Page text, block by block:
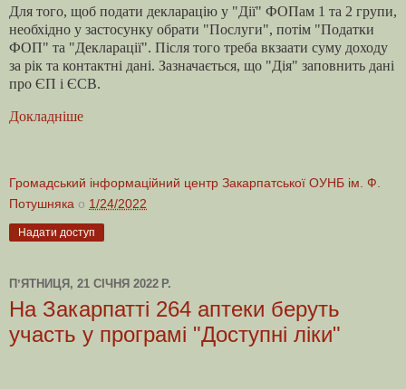
Для того, щоб подати декларацію у "Дії" ФОПам 1 та 2 групи,
необхідно у застосунку обрати "Послуги", потім "Податки
ФОП" та "Декларації". Після того треба вкзаати суму доходу
за рік та контактні дані. Зазначається, що "Дія" заповнить дані
про ЄП і ЄСВ.
Докладніше
Громадський інформаційний центр Закарпатської ОУНБ ім. Ф.
Потушняка о 1/24/2022
Надати доступ
ПʼЯТНИЦЯ, 21 СІЧНЯ 2022 Р.
На Закарпатті 264 аптеки беруть
участь у програмі "Доступні ліки"